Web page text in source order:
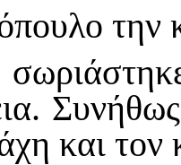
την
και τον